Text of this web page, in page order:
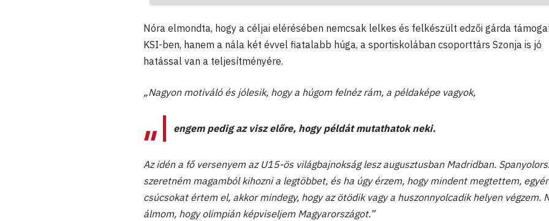
Nóra elmondta, hogy a céljai elérésében nemcsak lelkes és felkészült edzői gárda
KSI-ben, hanem a nála két évvel fiatalabb húga, a sportiskolában csoporttárs Szonja is jó
hatással van a teljesítményére.
„Nagyon motiváló és jólesik, hogy a húgom felnéz rám, a példaképe vagyok,
engem pedig az visz előre, hogy példát mutathatok neki.
Az idén a fő versenyem az U15-ös világbajnokság lesz augusztusban Madridban.
szeretném magamból kihozni a legtöbbet, és ha úgy érzem, hogy mindent megtettem,
csúcsokat értem el, akkor mindegy, hogy az ötödik vagy a huszonnyolcadik helyen végzem.
álmom, hogy olimpián képviseljem Magyarországot.”